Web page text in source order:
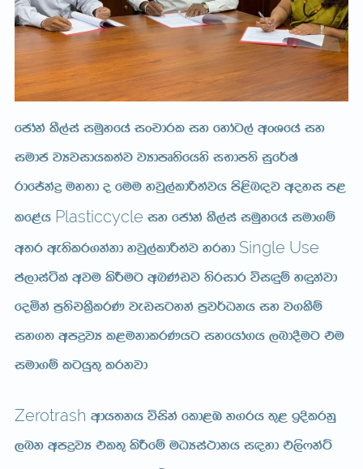
fcdaka lS,aia iuQyfha ixpdrl iy fydag,a wxYfha iy
iudc jHjidhl;aj jHdmD;sfhys iNdm;s iqf¾Ia
rdfÊkaø uy;d o fuu yjq,aldß;ajh ms<sn|j woyi m<
lf<ah Plasticcycle iy fcdaka lS,aia iuQyfha iud.ï
w;r we;slr.kakd yjq,aldß;aj yryd Single Use
ma,diaála wju lsÍug wLKavj ;sridr úi÷ï y÷kajd
foñka m%;spl%SlrK jevigyka m%j¾Okh iy j.lSï
iy.; wmøjH l<ukdlrKhg iyfhda.h ,nd§ug tu
iud.ï lghq;= lrkjd
Zerotrash wdh;kh úiska fld<U k.rh ;=< bÈlrkq
,nk wmøjH tl;= lsÍfï uOHia:dkh i|yd t,s*kaÜ